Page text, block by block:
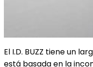
El I.D. BUZZ tiene un
está basada en la